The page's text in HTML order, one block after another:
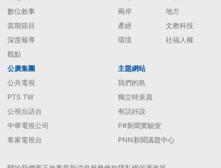
數位敘事
當期節目
深度報導
觀點
兩岸
地方
產經
文教科技
環境
社福人權
公廣集團
公共電視
PTS TW
公視台語台
中華電視公司
客家電視台
主題網站
我們的島
獨立特派員
有話好說
P#新聞實驗室
PNN新聞議題中心